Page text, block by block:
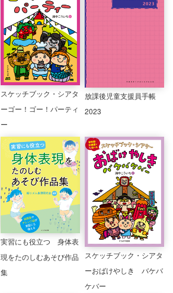
スケッチブック・シアタ
ーゴー！ゴー！パーティ
ー
放課後児童支援員手帳
2023
実習にも役立つ 身体表
現をたのしむあそび作品
集
スケッチブック・シアタ
ーおばけやしき バケバ
ケバー